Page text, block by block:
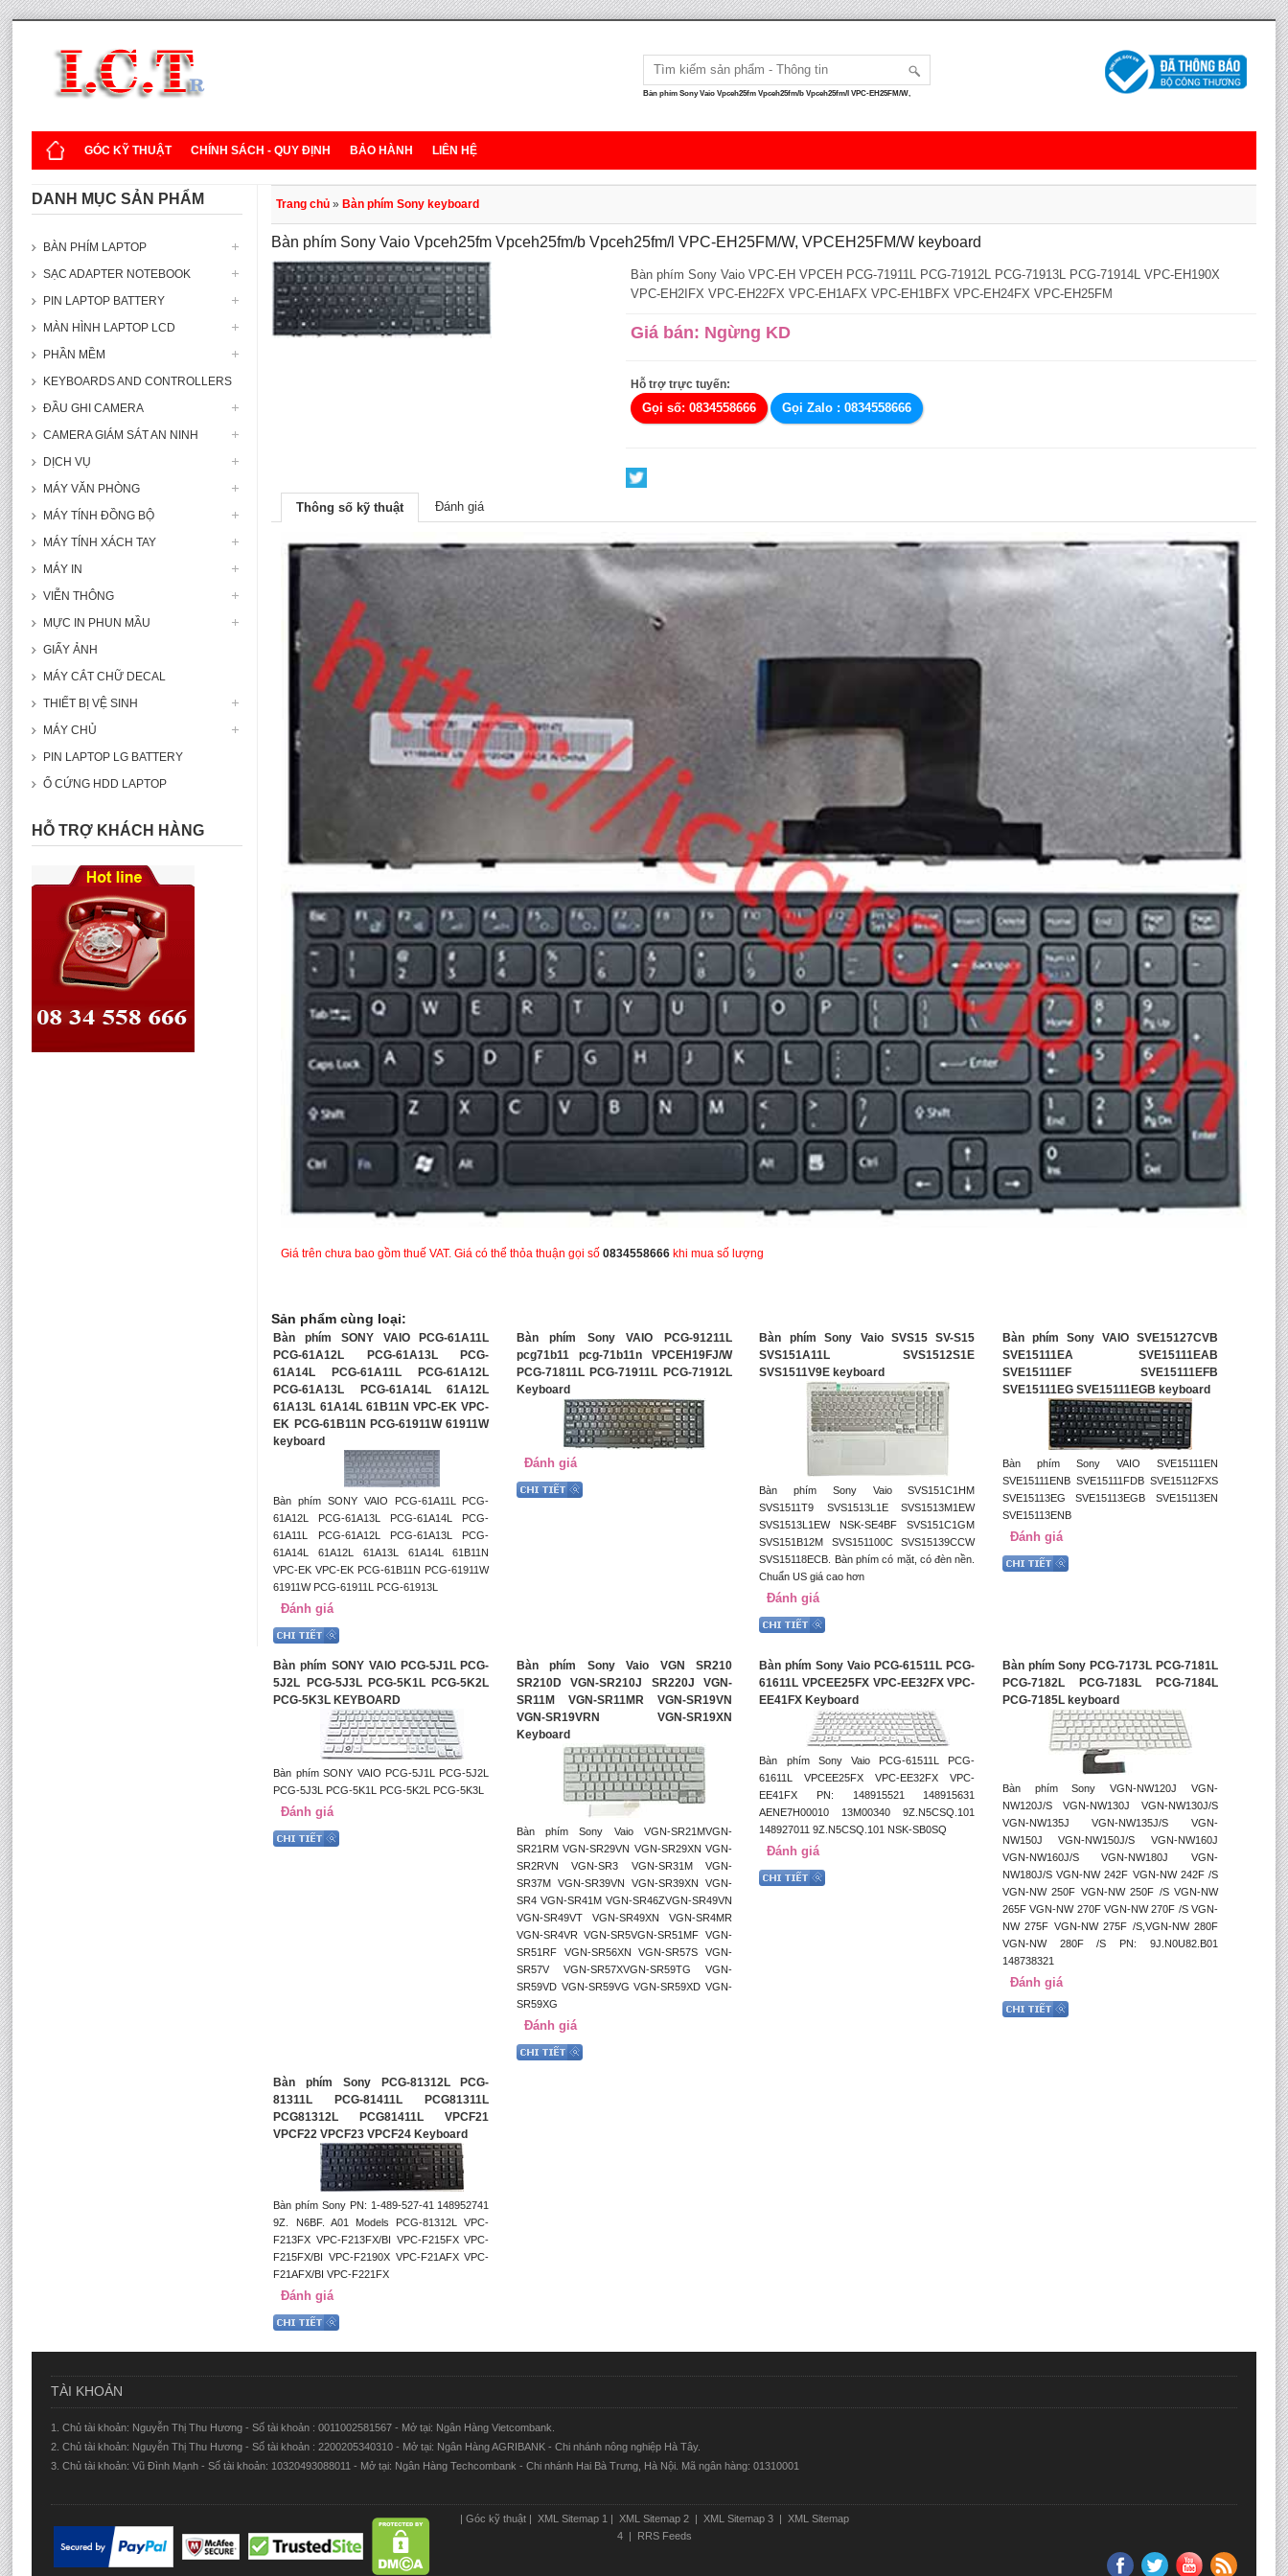
Bàn phím Sony Vaio Vpceh25fm Vpceh25fm/b Vpceh25fm/l VPC-EH25FM/W,
GÓC KỸ THUẬT CHÍNH SÁCH - QUY ĐỊNH BẢO HÀNH LIÊN HỆ
DANH MỤC SẢN PHẨM
BÀN PHÍM LAPTOP
SẠC ADAPTER NOTEBOOK
PIN LAPTOP BATTERY
MÀN HÌNH LAPTOP LCD
PHẦN MỀM
KEYBOARDS AND CONTROLLERS
ĐẦU GHI CAMERA
CAMERA GIÁM SÁT AN NINH
DỊCH VỤ
MÁY VĂN PHÒNG
MÁY TÍNH ĐỒNG BỘ
MÁY TÍNH XÁCH TAY
MÁY IN
VIỄN THÔNG
MỰC IN PHUN MẦU
GIẤY ẢNH
MÁY CẮT CHỮ DECAL
THIẾT BỊ VỆ SINH
MÁY CHỦ
PIN LAPTOP LG BATTERY
Ổ CỨNG HDD LAPTOP
HỖ TRỢ KHÁCH HÀNG
Trang chủ » Bàn phím Sony keyboard
Bàn phím Sony Vaio Vpceh25fm Vpceh25fm/b Vpceh25fm/l VPC-EH25FM/W, VPCEH25FM/W keyboard
Bàn phím Sony Vaio VPC-EH VPCEH PCG-71911L PCG-71912L PCG-71913L PCG-71914L VPC-EH190X
VPC-EH2IFX VPC-EH22FX VPC-EH1AFX VPC-EH1BFX VPC-EH24FX VPC-EH25FM
Giá bán: Ngừng KD
Hỗ trợ trực tuyến:
Gọi số: 0834558666 Gọi Zalo : 0834558666
Thông số kỹ thuật Đánh giá
Giá trên chưa bao gồm thuế VAT. Giá có thể thỏa thuận gọi số0834558666 khi mua số lượng
Sản phẩm cùng loại:
Bàn phím SONY VAIO PCG-61A11L
PCG-61A12L PCG-61A13L PCG-
61A14L PCG-61A11L PCG-61A12L
PCG-61A13L PCG-61A14L 61A12L
61A13L 61A14L 61B11N VPC-EK VPC-
EK PCG-61B11N PCG-61911W 61911W
keyboard
Bàn phím SONY VAIO PCG-61A11L PCG-
61A12L PCG-61A13L PCG-61A14L PCG-
61A11L PCG-61A12L PCG-61A13L PCG-
61A14L 61A12L 61A13L 61A14L 61B11N
VPC-EK VPC-EK PCG-61B11N PCG-61911W
61911W PCG-61911L PCG-61913L
Đánh giá
Bàn phím Sony VAIO PCG-91211L
pcg71b11 pcg-71b11n VPCEH19FJ/W
PCG-71811L PCG-71911L PCG-71912L
Keyboard
Đánh giá
Bàn phím Sony Vaio SVS15 SV-S15
SVS151A11L SVS1512S1E
SVS1511V9E keyboard
Bàn phím Sony Vaio SVS151C1HM
SVS1511T9 SVS1513L1E SVS1513M1EW
SVS1513L1EW NSK-SE4BF SVS151C1GM
SVS151B12M SVS151100C SVS15139CCW
SVS15118ECB. Bàn phím có mặt, có đèn nền.
Chuẩn US giá cao hơn
Đánh giá
Bàn phím Sony VAIO SVE15127CVB
SVE15111EA SVE15111EAB
SVE15111EF SVE15111EFB
SVE15111EG SVE15111EGB keyboard
Bàn phím Sony VAIO SVE15111EN
SVE15111ENB SVE15111FDB SVE15112FXS
SVE15113EG SVE15113EGB SVE15113EN
SVE15113ENB
Đánh giá
Bàn phím SONY VAIO PCG-5J1L PCG-
5J2L PCG-5J3L PCG-5K1L PCG-5K2L
PCG-5K3L KEYBOARD
Bàn phím SONY VAIO PCG-5J1L PCG-5J2L
PCG-5J3L PCG-5K1L PCG-5K2L PCG-5K3L
Đánh giá
Bàn phím Sony Vaio VGN SR210
SR210D VGN-SR210J SR220J VGN-
SR11M VGN-SR11MR VGN-SR19VN
VGN-SR19VRN VGN-SR19XN
Keyboard
Bàn phím Sony Vaio VGN-SR21MVGN-
SR21RM VGN-SR29VN VGN-SR29XN VGN-
SR2RVN VGN-SR3 VGN-SR31M VGN-
SR37M VGN-SR39VN VGN-SR39XN VGN-
SR4 VGN-SR41M VGN-SR46ZVGN-SR49VN
VGN-SR49VT VGN-SR49XN VGN-SR4MR
VGN-SR4VR VGN-SR5VGN-SR51MF VGN-
SR51RF VGN-SR56XN VGN-SR57S VGN-
SR57V VGN-SR57XVGN-SR59TG VGN-
SR59VD VGN-SR59VG VGN-SR59XD VGN-
SR59XG
Đánh giá
Bàn phím Sony Vaio PCG-61511L PCG-
61611L VPCEE25FX VPC-EE32FX VPC-
EE41FX Keyboard
Bàn phím Sony Vaio PCG-61511L PCG-
61611L VPCEE25FX VPC-EE32FX VPC-
EE41FX PN: 148915521 148915631
AENE7H00010 13M00340 9Z.N5CSQ.101
148927011 9Z.N5CSQ.101 NSK-SB0SQ
Đánh giá
Bàn phím Sony PCG-7173L PCG-7181L
PCG-7182L PCG-7183L PCG-7184L
PCG-7185L keyboard
Bàn phím Sony VGN-NW120J VGN-
NW120J/S VGN-NW130J VGN-NW130J/S
VGN-NW135J VGN-NW135J/S VGN-
NW150J VGN-NW150J/S VGN-NW160J
VGN-NW160J/S VGN-NW180J VGN-
NW180J/S VGN-NW 242F VGN-NW 242F /S
VGN-NW 250F VGN-NW 250F /S VGN-NW
265F VGN-NW 270F VGN-NW 270F /S VGN-
NW 275F VGN-NW 275F /S,VGN-NW 280F
VGN-NW 280F /S PN: 9J.N0U82.B01
148738321
Đánh giá
Bàn phím Sony PCG-81312L PCG-
81311L PCG-81411L PCG81311L
PCG81312L PCG81411L VPCF21
VPCF22 VPCF23 VPCF24 Keyboard
Bàn phím Sony PN: 1-489-527-41 148952741
9Z. N6BF. A01 Models PCG-81312L VPC-
F213FX VPC-F213FX/BI VPC-F215FX VPC-
F215FX/BI VPC-F2190X VPC-F21AFX VPC-
F21AFX/BI VPC-F221FX
Đánh giá
TÀI KHOẢN
1. Chủ tài khoản: Nguyễn Thị Thu Hương - Số tài khoản : 0011002581567 - Mở tại: Ngân Hàng Vietcombank.
2. Chủ tài khoản: Nguyễn Thị Thu Hương - Số tài khoản : 2200205340310 - Mở tại: Ngân Hàng AGRIBANK - Chi nhánh nông nghiệp Hà Tây.
3. Chủ tài khoản: Vũ Đình Mạnh - Số tài khoản: 10320493088011 - Mở tại: Ngân Hàng Techcombank - Chi nhánh Hai Bà Trưng, Hà Nội. Mã ngân hàng: 01310001
| Góc kỹ thuật| XML Sitemap 1 | XML Sitemap 2 | XML Sitemap 3 | XML Sitemap
4 | RRS Feeds